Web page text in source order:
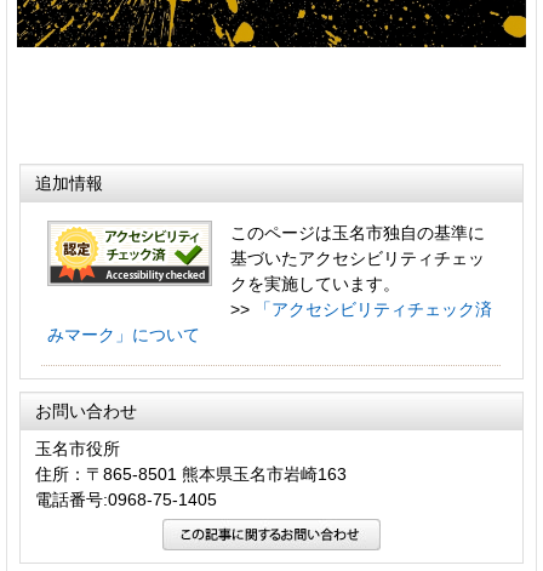
追加情報
このページは玉名市独自の基準に
基づいたアクセシビリティチェッ
クを実施しています。
>>
「アクセシビリティチェック済
みマーク」について
お問い合わせ
玉名市役所
住所：〒865-8501 熊本県玉名市岩崎163
電話番号:0968-75-1405